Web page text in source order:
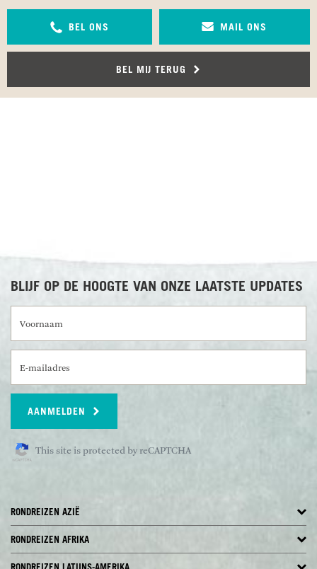
BEL ONS MAIL ONS
BEL MIJ TERUG
BLIJF OP DE HOOGTE VAN ONZE LAATSTE UPDATES
AANMELDEN
This site is protected by reCAPTCHA
RONDREIZEN AZIË
RONDREIZEN AFRIKA